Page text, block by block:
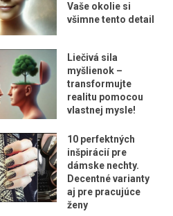
Vaše okolie si
všimne tento detail
Liečivá sila
myšlienok –
transformujte
realitu pomocou
vlastnej mysle!
10 perfektných
inšpirácií pre
dámske nechty.
Decentné varianty
aj pre pracujúce
ženy